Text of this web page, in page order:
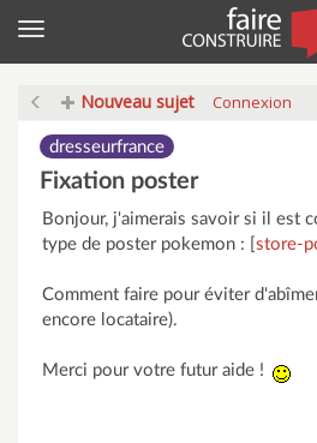
Menu
Nouveau sujet Connexion
dresseurfrance
Fixation poster
Bonjour, j'aimerais savoir si il est
type de poster pokemon : [ store-
Comment faire pour éviter
encore locataire).
Merci pour votre futur aide !